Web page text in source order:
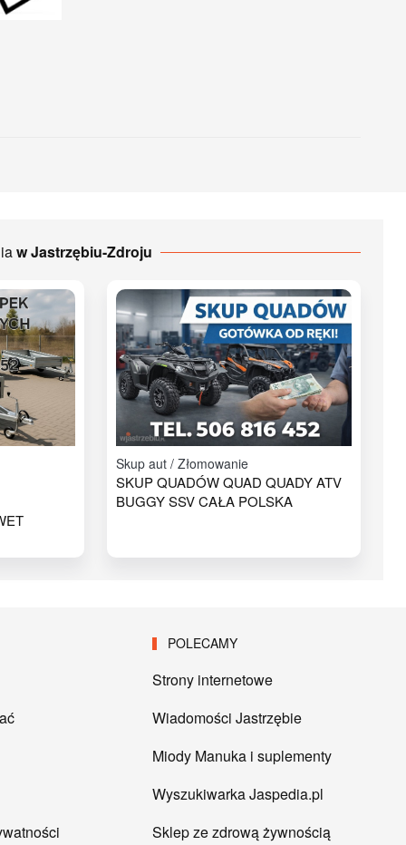
w Jastrzębiu-Zdroju
Skup aut / Złomowanie
SKUP QUADÓW QUAD QUADY ATV
BUGGY SSV CAŁA POLSKA
POLECAMY
Strony internetowe
Wiadomości Jastrzębie
Miody Manuka i suplementy
Wyszukiwarka Jaspedia.pl
Sklep ze zdrową żywnością